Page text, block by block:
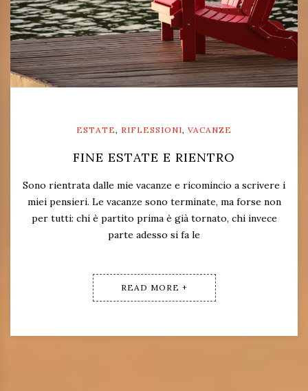
ESTATE, RIFLESSIONI, VACANZE
FINE ESTATE E RIENTRO
Sono rientrata dalle mie vacanze e ricomincio a scrivere i
miei pensieri. Le vacanze sono terminate, ma forse non
per tutti: chi è partito prima è già tornato, chi invece
parte adesso si fa le
READ MORE +